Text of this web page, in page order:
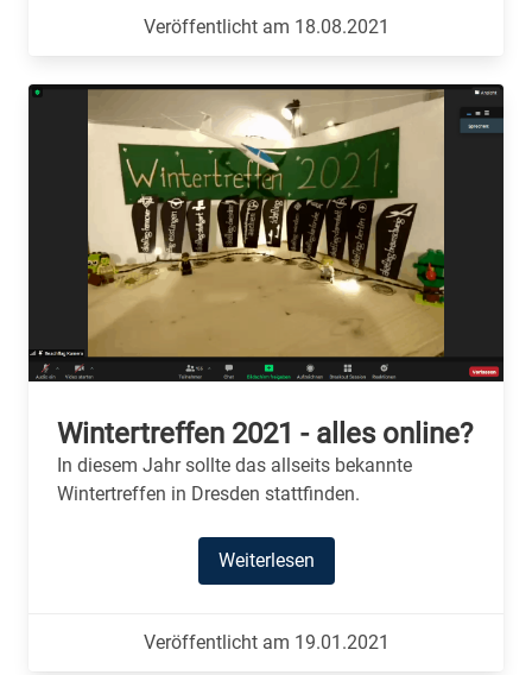
Veröffentlicht am 18.08.2021
Wintertreffen 2021 - alles online?
In diesem Jahr sollte das allseits bekannte
Wintertreffen in Dresden stattfinden.
Weiterlesen
Veröffentlicht am 19.01.2021